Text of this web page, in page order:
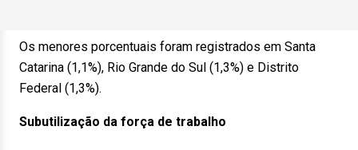
Os menores porcentuais foram registrados em Santa
Catarina (1,1%), Rio Grande do Sul (1,3%) e Distrito
Federal (1,3%).
Subutilização da força de trabalho